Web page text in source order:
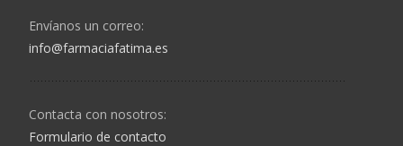
Envíanos un correo:
info@farmaciafatima.es
Contacta con nosotros:
Formulario de contacto